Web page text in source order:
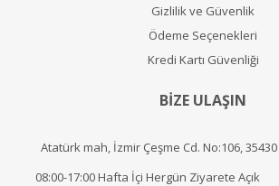
Gizlilik ve Güvenlik
Ödeme Seçenekleri
Kredi Kartı Güvenliği
BİZE ULAŞIN
Atatürk mah, İzmir Çeşme Cd. No:106,
08:00-17:00 Hafta İçi Hergün Ziyarete Açık